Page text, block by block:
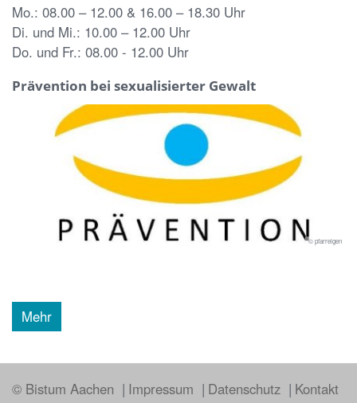
Mo.: 08.00 – 12.00 & 16.00 – 18.30 Uhr
Di. und Mi.: 10.00 – 12.00 Uhr
Do. und Fr.: 08.00 - 12.00 Uhr
Prävention bei sexualisierter Gewalt
© pfarreigen
Mehr
© Bistum Aachen Impressum Datenschutz Kontakt